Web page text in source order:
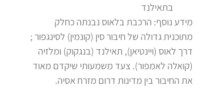
בתאילנד
מידע נוסף: הרכבת בלאוס נבנתה כחלק
מתוכנית גדולה של חיבור סין (קונמין) לסינגפור ;
דרך לאוס (ויינטיאן), תאילנד (בנגקוק) ומלזיה
(קואלה לאמפור). צעד משמעותי שיקדם מאוד
את החיבור בין מדינות דרום מזרח אסיה.